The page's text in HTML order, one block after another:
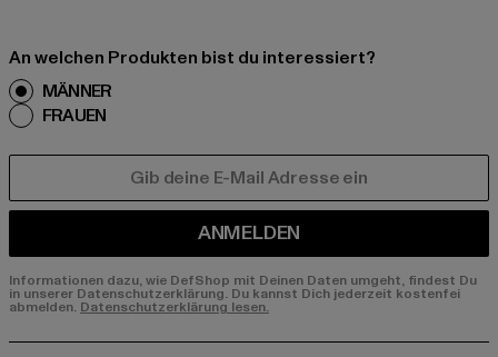
An welchen Produkten bist du interessiert?
MÄNNER
FRAUEN
ANMELDEN
Informationen dazu, wie DefShop mit Deinen Daten umgeht, findest Du
in unserer Datenschutzerklärung. Du kannst Dich jederzeit kostenfei
abmelden. Datenschutzerklärung lesen.